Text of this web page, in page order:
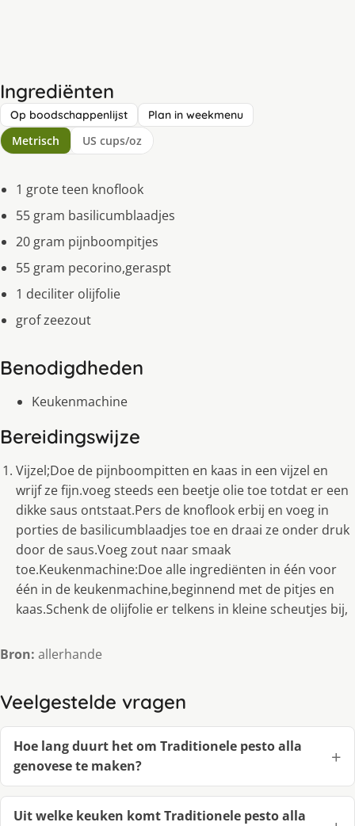
Ingrediënten
Op boodschappenlijst Plan in weekmenu
Metrisch US cups/oz
1 grote teen knoflook
55 gram basilicumblaadjes
20 gram pijnboompitjes
55 gram pecorino,geraspt
1 deciliter olijfolie
grof zeezout
Benodigdheden
Keukenmachine
Bereidingswijze
Vijzel;Doe de pijnboompitten en kaas in een vijzel en
wrijf ze fijn.voeg steeds een beetje olie toe totdat er een
dikke saus ontstaat.Pers de knoflook erbij en voeg in
porties de basilicumblaadjes toe en draai ze onder druk
door de saus.Voeg zout naar smaak
toe.Keukenmachine:Doe alle ingrediënten in één voor
één in de keukenmachine,beginnend met de pitjes en
kaas.Schenk de olijfolie er telkens in kleine scheutjes bij,
Bron: allerhande
Veelgestelde vragen
Hoe lang duurt het om Traditionele pesto alla
genovese te maken?
Uit welke keuken komt Traditionele pesto alla